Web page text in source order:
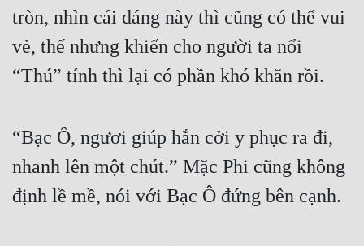
tròn, nhìn cái dáng này thì cũng có thể vui
vẻ, thế nhưng khiến cho người ta nổi
“Thú” tính thì lại có phần khó khăn rồi.
“Bạc Ô, ngươi giúp hắn cởi y phục ra đi,
nhanh lên một chút.” Mặc Phi cũng không
định lề mề, nói với Bạc Ô đứng bên cạnh.